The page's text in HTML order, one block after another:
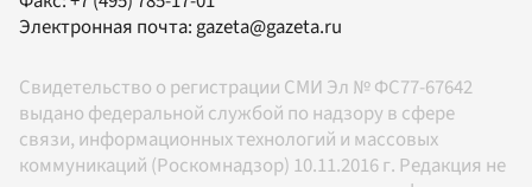
Электронная почта:gazeta@gazeta.ru
Свидетельство о регистрации СМИ Эл № ФС77-67642
выдано федеральной службой по надзору в сфере
связи, информационных технологий и массовых
коммуникаций (Роскомнадзор) 10.11.2016 г. Редакция не